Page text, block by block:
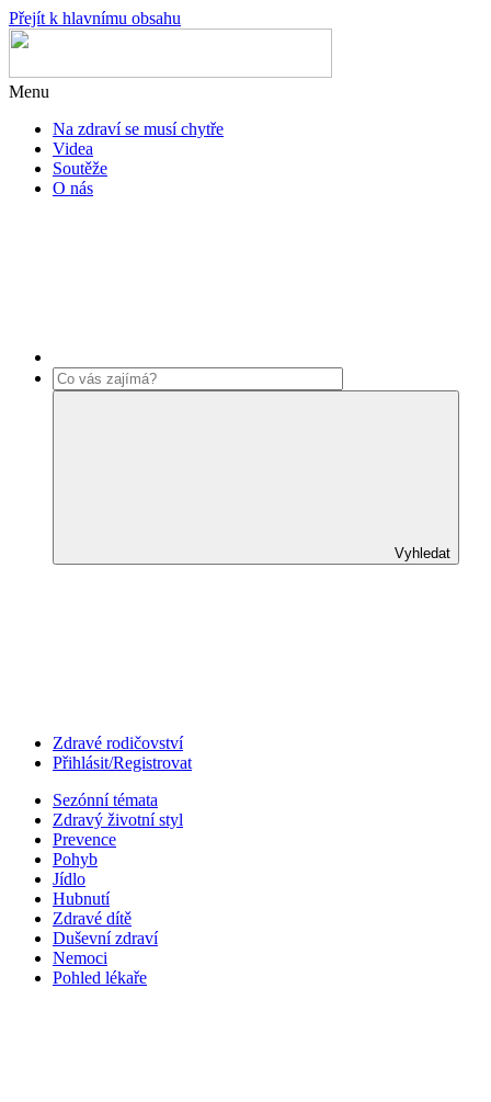
Přejít k hlavnímu obsahu
Menu
Na zdraví se musí chytře
Videa
Soutěže
O nás
Vyhledat
Zdravé rodičovství
Přihlásit/Registrovat
Sezónní témata
Zdravý životní styl
Prevence
Pohyb
Jídlo
Hubnutí
Zdravé dítě
Duševní zdraví
Nemoci
Pohled lékaře